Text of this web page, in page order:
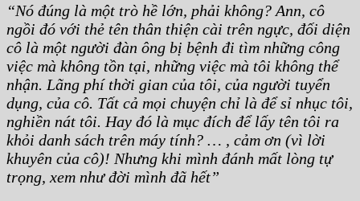
“Nó đúng là một trò hề lớn, phải không? Ann, cô
ngồi đó với thẻ tên thân thiện cài trên ngực, đối diện
cô là một người đàn ông bị bệnh đi tìm những công
việc mà không tồn tại, những việc mà tôi không thể
nhận. Lãng phí thời gian của tôi, của người tuyển
dụng, của cô. Tất cả mọi chuyện chỉ là để sỉ nhục tôi,
nghiền nát tôi. Hay đó là mục đích để lấy tên tôi ra
khỏi danh sách trên máy tính? … , cảm ơn (vì lời
khuyên của cô)! Nhưng khi mình đánh mất lòng tự
trọng, xem như đời mình đã hết”